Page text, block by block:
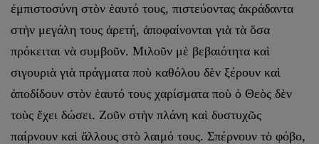
ἐμπιστοσύνη στὸν ἑαυτό τους, πιστεύοντας ἀκράδαντα
στὴν μεγάλη τους ἀρετή, ἀποφαίνονται γιὰ τὰ ὅσα
πρόκειται νὰ συμβοῦν. Μιλοῦν μὲ βεβαιότητα καὶ
σιγουριὰ γιὰ πράγματα ποὺ καθόλου δὲν ξέρουν καὶ
ἀποδίδουν στὸν ἑαυτό τους χαρίσματα ποὺ ὁ Θεὸς δὲν
τοὺς ἔχει δώσει. Ζοῦν στὴν πλάνη καὶ δυστυχῶς
παίρνουν καὶ ἄλλους στὸ λαιμό τους. Σπέρνουν τὸ φόβο,